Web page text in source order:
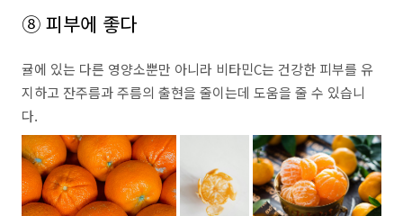
⑧ 피부에 좋다
귤에 있는 다른 영양소뿐만 아니라 비타민C는 건강한 피부를 유
지하고 잔주름과 주름의 출현을 줄이는데 도움을 줄 수 있습니
다.